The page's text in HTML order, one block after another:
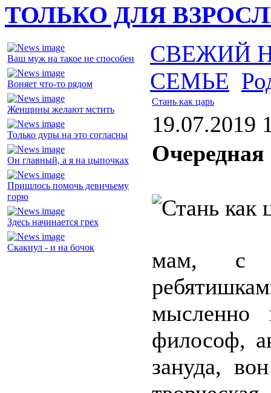
ТОЛЬКО ДЛЯ
Ваш муж на такое не способен
Воняет что-то рядом
Женщины желают мстить
Только дуры на это согласны
Он главный, а я на цыпочках
Пришлось помочь девичьему
горю
Здесь начинается грех
Скакнул - и на бочок
СВЕЖИЙ
СЕМЬЕ
Стань как царь
19.07.2019
мам, с
мысленно
философ,
зануда,